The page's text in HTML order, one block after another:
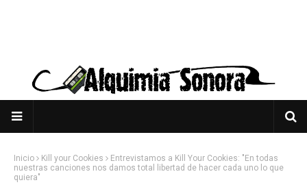
Inicio Kill your Cookies
Entrevistamos a Kill Your Cookies: "En todas
nuestras canciones nos damos total libertad de hacer cada uno lo que
quiera"